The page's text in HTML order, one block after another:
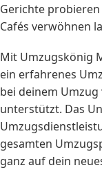
Gerichte
Cafés verwöhnen
Mit Umzugskönig
ein erfahrenes
bei deinem
unterstützt. Das
gesamten
ganz auf dein